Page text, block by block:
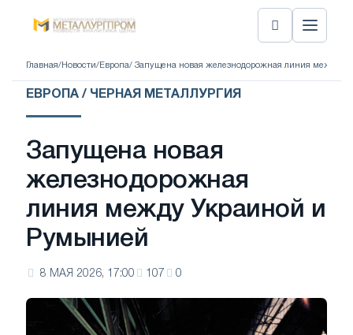
Главная/ Новости/ Европа/ Запущена новая железнодорожная линия между
ЕВРОПА / ЧЕРНАЯ МЕТАЛЛУРГИЯ
Запущена новая
железнодорожная
линия между Украиной и
Румынией
8 МАЯ 2026, 17:00 107 0